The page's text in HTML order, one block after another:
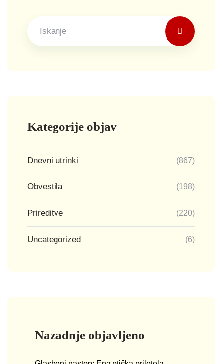
Kategorije objav
Dnevni utrinki (867)
Obvestila (198)
Prireditve (220)
Uncategorized (6)
Nazadnje objavljeno